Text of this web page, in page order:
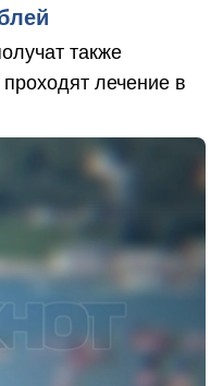
также
лечение в